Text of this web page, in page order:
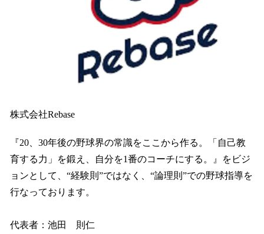
株式会社Rebase
『20、30年後の野球界の常識をここから作る。「自己教
育する力」を鍛え、自分を1番のコーチにする。』をビジ
ョンとして、“経験則”ではなく、“論理則”での野球指導を
行なっております。
代表者：池田 則仁